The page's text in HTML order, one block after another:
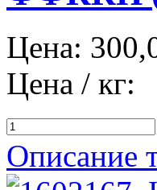
Цена:
Цена / кг:
Описание